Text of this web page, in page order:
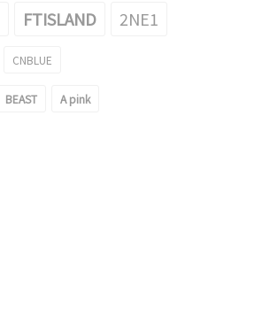
FTISLAND
2NE1
CNBLUE
BEAST A pink